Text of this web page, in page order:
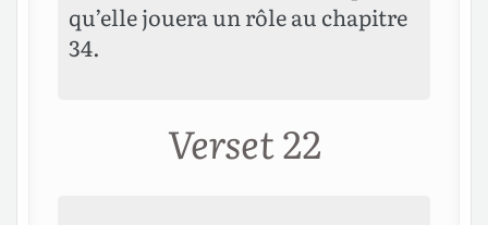
qu’elle jouera un rôle au chapitre
34.
Verset 22